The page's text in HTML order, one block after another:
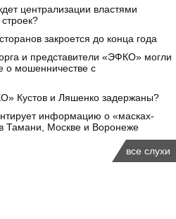
централизации властями
закроется до конца года
и представители «ЭФКО» могли
о мошенничестве с
Кустов и Ляшенко задержаны?
информацию о «масках-
Тамани, Москве и Воронеже
все слухи